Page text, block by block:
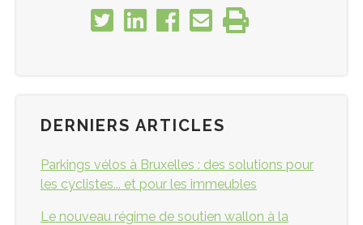
DERNIERS ARTICLES
Parkings vélos à Bruxelles : des solutions pour
les cyclistes... et pour les immeubles
Le nouveau régime de soutien wallon à la